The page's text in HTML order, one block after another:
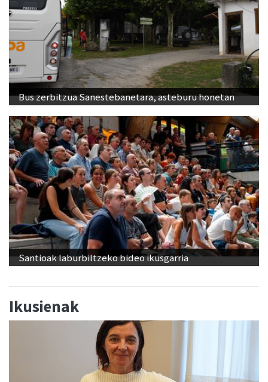
Bus zerbitzua Sanestebanetara, asteburu honetan
Santioak laburbiltzeko bideo ikusgarria
Ikusienak